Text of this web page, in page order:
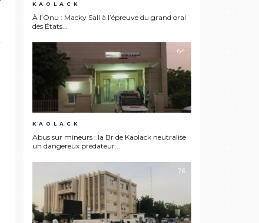
KAOLACK
À l’Onu : Macky Sall à l’épreuve du grand oral
des États...
64
KAOLACK
Abus sur mineurs : la Br de Kaolack neutralise
un dangereux prédateur...
76